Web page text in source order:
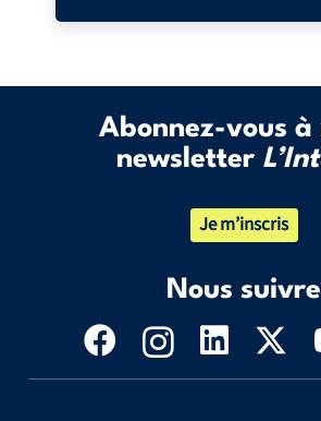
Abonnez-vous à
newsletter
Je m’inscris
Nous suivre